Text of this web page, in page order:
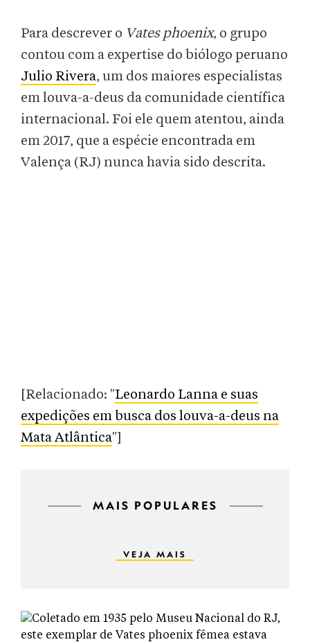
Para descrever o Vates phoenix, o grupo
contou com a expertise do biólogo peruano
Julio Rivera, um dos maiores especialistas
em louva-a-deus da comunidade científica
internacional. Foi ele quem atentou, ainda
em 2017, que a espécie encontrada em
Valença (RJ) nunca havia sido descrita.
[Relacionado: "Leonardo Lanna e suas
expedições em busca dos louva-a-deus na
Mata Atlântica"]
MAIS POPULARES
VEJA MAIS